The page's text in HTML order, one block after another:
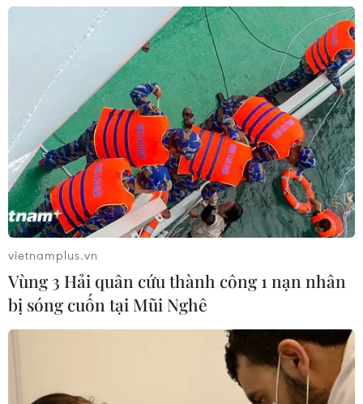
Bình Dương: VNR đề xuất đầu tư 180 tỷ
đồng nâng cấp ga Sóng Thần
27/08/2023 06:09
Tổng công ty Đường sắt Việt Nam đề xuất Bộ Giao
thông Vận tải tiếp tục lập dự án đầu tư giai đoạn 2,
mức đầu tư khái toán gần 180 tỷ đồng, vốn đầu tư công
trung hạn.
vietnamplus.vn
Vùng 3 Hải quân cứu thành công 1 nạn nhân
bị sóng cuốn tại Mũi Nghê